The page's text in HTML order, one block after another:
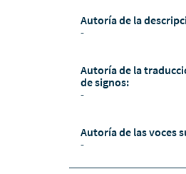
Autoría de la
-
Autoría de la
de signos:
-
Autoría de las voces
-